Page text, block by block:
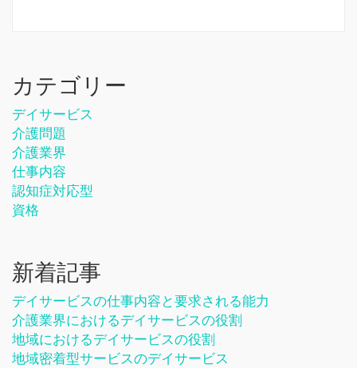
カテゴリー
デイサービス
介護問題
介護業界
仕事内容
認知症対応型
資格
新着記事
デイサービスの仕事内容と要求される能力
介護業界におけるデイサービスの役割
地域におけるデイサービスの役割
地域密着型サービスのデイサービス